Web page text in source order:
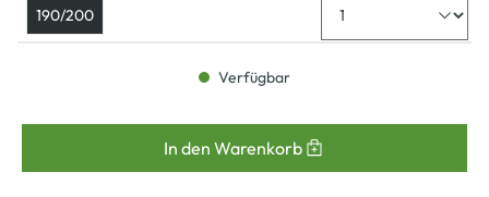
190/200
Verfügbar
In den Warenkorb